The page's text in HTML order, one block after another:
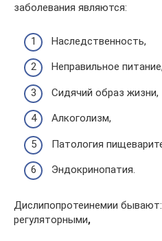
заболевания являются:
Наследственность,
Неправильное питание,
Сидячий образ жизни,
Алкоголизм,
Патология
Эндокринопатия.
Дислипопротеинемии
регуляторными,